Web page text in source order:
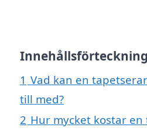
Innehållsförteckning
1 Vad kan en
till med?
2 Hur mycket kostar